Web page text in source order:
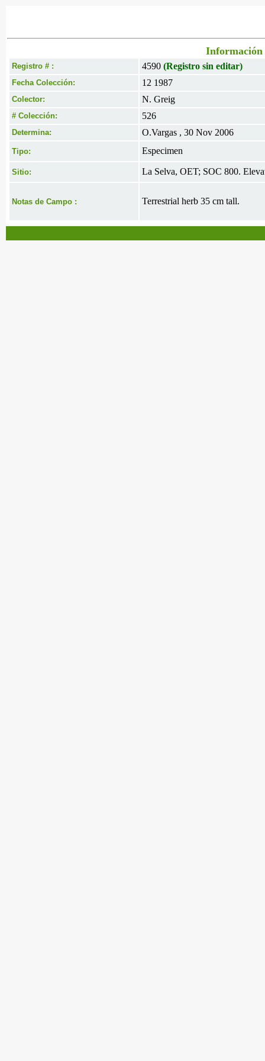
Información
Registro # : 4590 (Registro sin editar)
Fecha Colección: 12 1987
Colector: N. Greig
# Colección: 526
Determina: O.Vargas , 30 Nov 2006
Tipo: Especimen
Sitio: La Selva, OET; SOC 800.
Notas de Campo : Terrestrial herb 35 cm tall.